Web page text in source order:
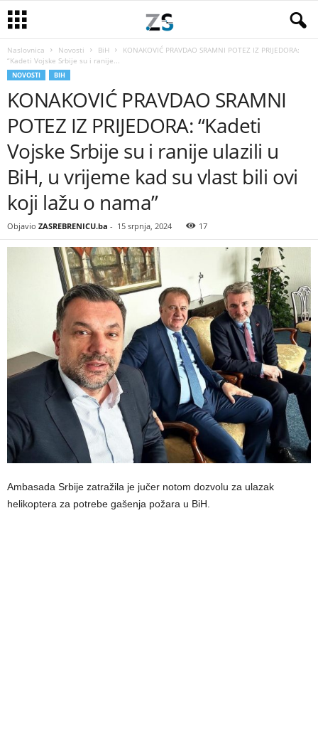
Naslovnica Novosti BiH
KONAKOVIĆ PRAVDAO SRAMNI POTEZ IZ PRIJEDORA:
“Kadeti Vojske Srbije su i ranije...
NOVOSTI BIH
KONAKOVIĆ PRAVDAO SRAMNI
POTEZ IZ PRIJEDORA: “Kadeti
Vojske Srbije su i ranije ulazili u
BiH, u vrijeme kad su vlast bili ovi
koji lažu o nama”
Objavio ZASREBRENICU.ba - 15 srpnja, 2024 17
Ambasada Srbije zatražila je jučer notom dozvolu za ulazak
helikoptera za potrebe gašenja požara u BiH.